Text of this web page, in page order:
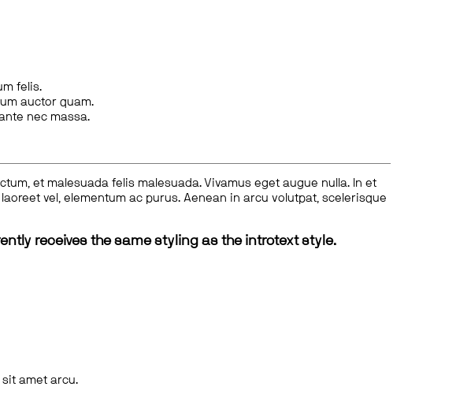
felis.
auctor quam.
nec massa.
et malesuada felis malesuada. Vivamus eget augue nulla. In et
vel, elementum ac purus. Aenean in arcu volutpat, scelerisque
receives the same styling as the introtext style.
amet arcu.